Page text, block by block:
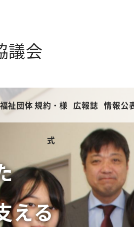
議会
福祉団体規約・様
式
広報誌 情報公
した
える